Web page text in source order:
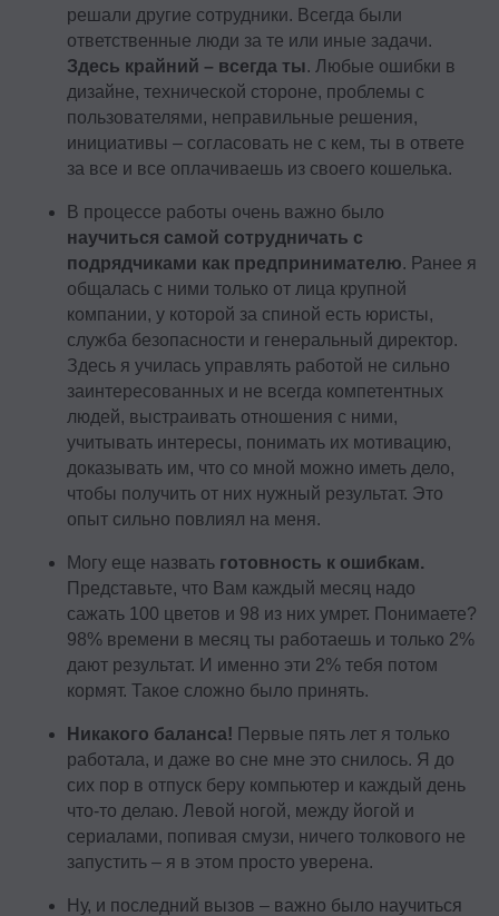
решали другие сотрудники. Всегда были
ответственные люди за те или иные задачи.
Здесь крайний – всегда ты. Любые ошибки в
дизайне, технической стороне, проблемы с
пользователями, неправильные решения,
инициативы – согласовать не с кем, ты в ответе
за все и все оплачиваешь из своего кошелька.
В процессе работы очень важно было
научиться самой сотрудничать с
подрядчиками как предпринимателю. Ранее я
общалась с ними только от лица крупной
компании, у которой за спиной есть юристы,
служба безопасности и генеральный директор.
Здесь я училась управлять работой не сильно
заинтересованных и не всегда компетентных
людей, выстраивать отношения с ними,
учитывать интересы, понимать их мотивацию,
доказывать им, что со мной можно иметь дело,
чтобы получить от них нужный результат. Это
опыт сильно повлиял на меня.
Могу еще назвать готовность к ошибкам.
Представьте, что Вам каждый месяц надо
сажать 100 цветов и 98 из них умрет. Понимаете?
98% времени в месяц ты работаешь и только 2%
дают результат. И именно эти 2% тебя потом
кормят. Такое сложно было принять.
Никакого баланса! Первые пять лет я только
работала, и даже во сне мне это снилось. Я до
сих пор в отпуск беру компьютер и каждый день
что-то делаю. Левой ногой, между йогой и
сериалами, попивая смузи, ничего толкового не
запустить – я в этом просто уверена.
Ну, и последний вызов – важно было научиться